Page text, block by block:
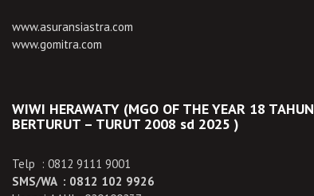
www.asuransiastra.com
www.gomitra.com
WIWI HERAWATY (MGO OF THE YEAR 18 TAHUN
BERTURUT – TURUT 2008 sd 2025 )
Telp : 0812 9111 9001
SMS/WA : 0812 102 9926